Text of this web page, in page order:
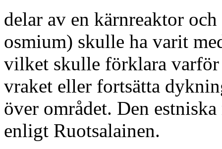
delar av en kärnreaktor
osmium) skulle ha varit
vilket skulle förklara
vraket eller fortsätta
över området. Den
enligt Ruotsalainen.